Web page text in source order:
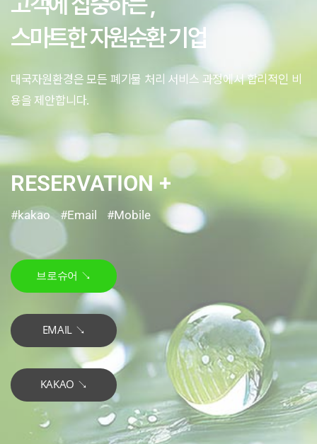
스마트한 자원순환 기업
대국자원환경은 모든 폐기물 처리 서비스 과정에서 합리적인 비
용을 제안합니다.
RESERVATION +
#kakao #Email #Mobile
브로슈어 ↘︎
EMAIL ↘︎
KAKAO ↘︎